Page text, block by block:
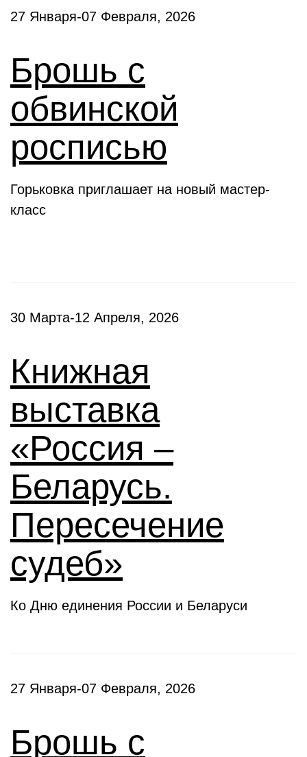
27 Января-07 Февраля, 2026
Брошь с
обвинской
росписью
Горьковка приглашает на новый мастер-
класс
30 Марта-12 Апреля, 2026
Книжная
выставка
«Россия –
Беларусь.
Пересечение
судеб»
Ко Дню единения России и Беларуси
27 Января-07 Февраля, 2026
Брошь с